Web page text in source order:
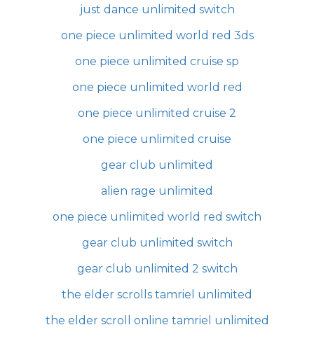
just dance unlimited switch
one piece unlimited world red 3ds
one piece unlimited cruise sp
one piece unlimited world red
one piece unlimited cruise 2
one piece unlimited cruise
gear club unlimited
alien rage unlimited
one piece unlimited world red switch
gear club unlimited switch
gear club unlimited 2 switch
the elder scrolls tamriel unlimited
the elder scroll online tamriel unlimited